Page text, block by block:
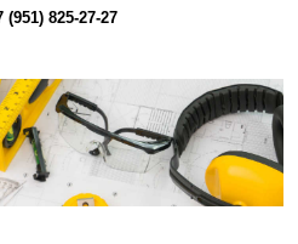
(951) 825-27-27